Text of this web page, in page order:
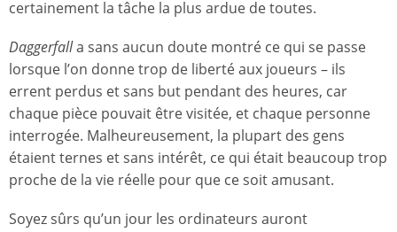
certainement la tâche la plus ardue de toutes.
Daggerfalla sans aucun doute montré ce qui se passe
lorsque l’on donne trop de liberté aux joueurs – ils
errent perdus et sans but pendant des heures, car
chaque pièce pouvait être visitée, et chaque personne
interrogée. Malheureusement, la plupart des gens
étaient ternes et sans intérêt, ce qui était beaucoup trop
proche de la vie réelle pour que ce soit amusant.
Soyez sûrs qu’un jour les ordinateurs auront